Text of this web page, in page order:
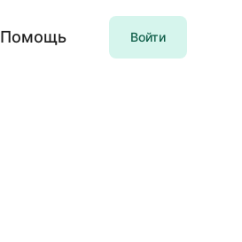
Помощь Войти